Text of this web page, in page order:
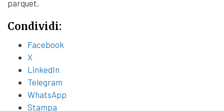
parquet.
Condividi:
Facebook
X
LinkedIn
Telegram
WhatsApp
Stampa